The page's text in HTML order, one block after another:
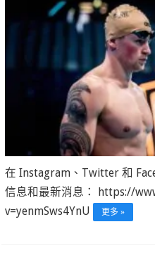
在 Instagram、Twitter 和
信息和最新消息： https://
v=yenmSws4YnU
更多 »